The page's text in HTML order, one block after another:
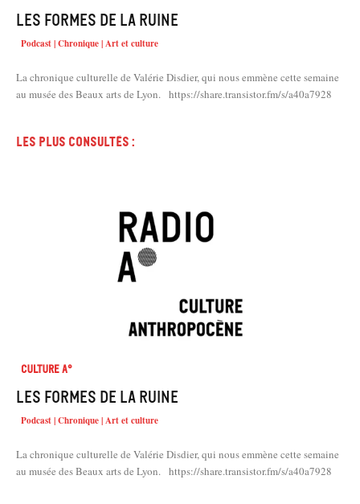
Les formes de la ruine
Podcast | Chronique | Art et culture
La chronique culturelle de Valérie Disdier, qui nous emmène cette semaine
au musée des Beaux arts de Lyon. https://share.transistor.fm/s/a40a7928
Les plus consultés :
Culture A°
Les formes de la ruine
Podcast | Chronique | Art et culture
La chronique culturelle de Valérie Disdier, qui nous emmène cette semaine
au musée des Beaux arts de Lyon. https://share.transistor.fm/s/a40a7928